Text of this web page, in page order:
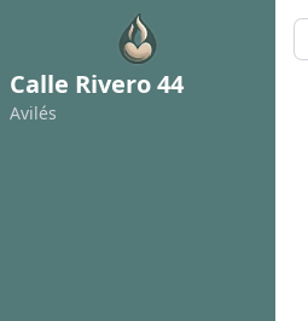
Calle Rivero 44
Avilés